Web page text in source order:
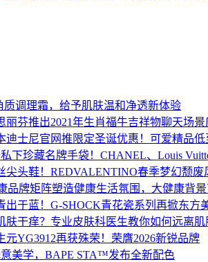
质调理霜，给予肌肤温和净透新体验
丽芬推出2021年生肖福牛吉祥物聊天场
迪士尼官网推限定圣诞优惠！可爱精品
下珍藏名牌手袋！CHANEL、Louis
尖头鞋！REDVALENTINO春季梦幻颓废
品牌矩阵塑造健康生活氛围，大健康背
出于蓝！G-SHOCK青花瓷系列再掀东方
肤干痒？专业皮肤科医生教你如何远离
元YG3912再获殊荣！荣膺2026新锐品牌
美学，BAPE STA™发布全新配色